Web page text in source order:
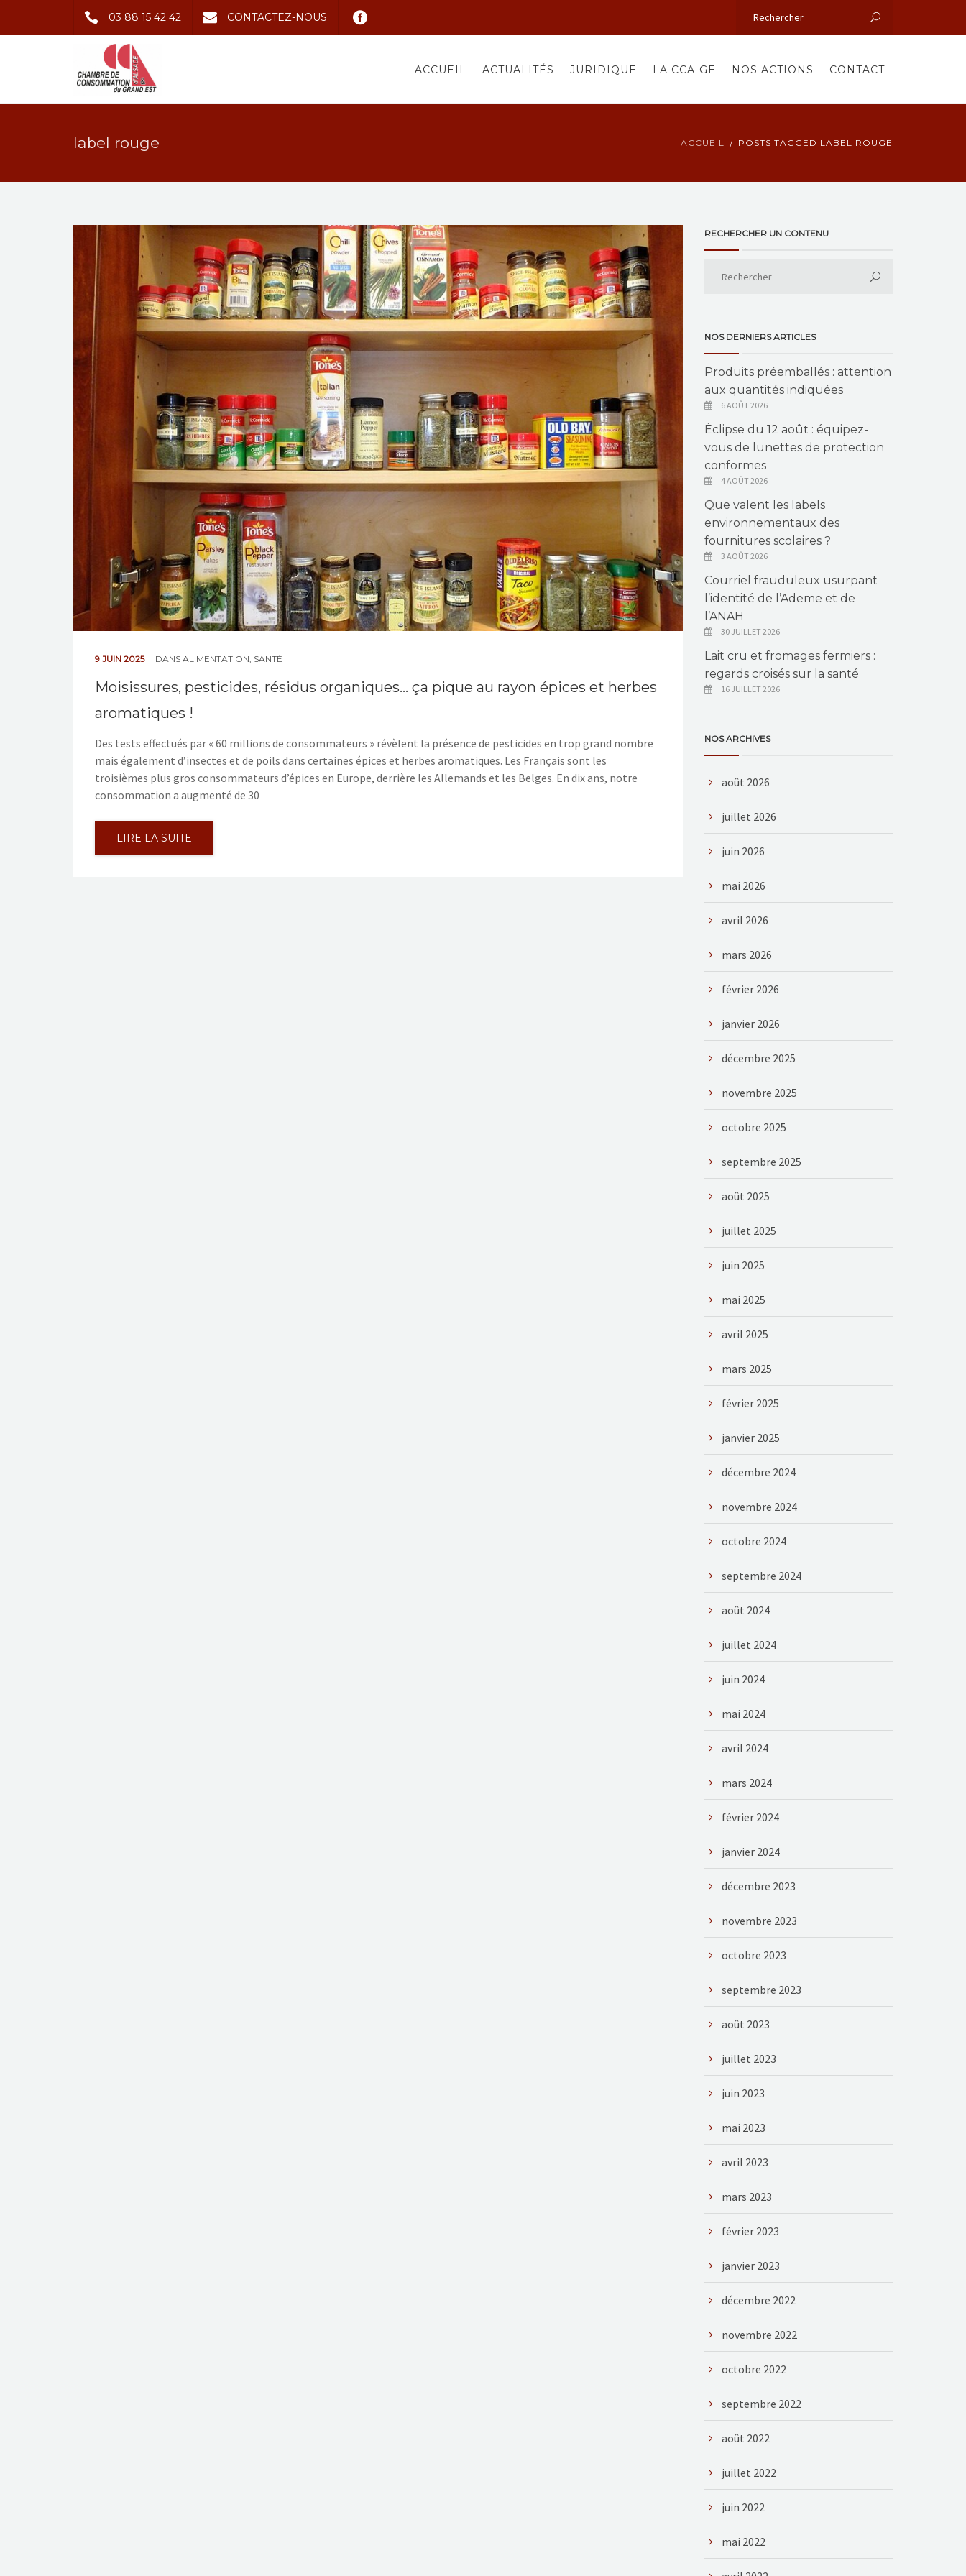
03 88 15 42 42 CONTACTEZ-NOUS
ACCUEIL ACTUALITÉS JURIDIQUE LA CCA-GE NOS ACTIONS CONTACT
label rouge ACCUEIL POSTS TAGGED LABEL ROUGE
9 JUIN 2025 DANS ALIMENTATION, SANTÉ
Moisissures, pesticides, résidus organiques… ça pique au rayon épices et herbes
aromatiques !
Des tests effectués par « 60 millions de consommateurs » révèlent la présence de pesticides en trop grand nombre
mais également d’insectes et de poils dans certaines épices et herbes aromatiques. Les Français sont les
troisièmes plus gros consommateurs d’épices en Europe, derrière les Allemands et les Belges. En dix ans, notre
consommation a augmenté de 30
LIRE LA SUITE
RECHERCHER UN CONTENU
NOS DERNIERS ARTICLES
Produits préemballés : attention
aux quantités indiquées
6 AOÛT 2026
Éclipse du 12 août : équipez-
vous de lunettes de protection
conformes
4 AOÛT 2026
Que valent les labels
environnementaux des
fournitures scolaires ?
3 AOÛT 2026
Courriel frauduleux usurpant
l’identité de l’Ademe et de
l’ANAH
30 JUILLET 2026
Lait cru et fromages fermiers :
regards croisés sur la santé
16 JUILLET 2026
NOS ARCHIVES
août 2026
juillet 2026
juin 2026
mai 2026
avril 2026
mars 2026
février 2026
janvier 2026
décembre 2025
novembre 2025
octobre 2025
septembre 2025
août 2025
juillet 2025
juin 2025
mai 2025
avril 2025
mars 2025
février 2025
janvier 2025
décembre 2024
novembre 2024
octobre 2024
septembre 2024
août 2024
juillet 2024
juin 2024
mai 2024
avril 2024
mars 2024
février 2024
janvier 2024
décembre 2023
novembre 2023
octobre 2023
septembre 2023
août 2023
juillet 2023
juin 2023
mai 2023
avril 2023
mars 2023
février 2023
janvier 2023
décembre 2022
novembre 2022
octobre 2022
septembre 2022
août 2022
juillet 2022
juin 2022
mai 2022